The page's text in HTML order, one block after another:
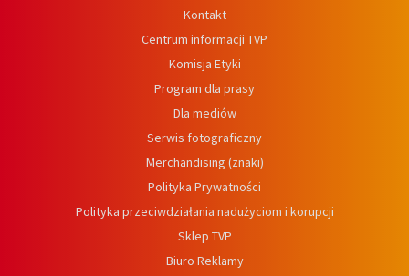
Kontakt
Centrum informacji TVP
Komisja Etyki
Program dla prasy
Dla mediów
Serwis fotograficzny
Merchandising (znaki)
Polityka Prywatności
Polityka przeciwdziałania nadużyciom i korupcji
Sklep TVP
Biuro Reklamy